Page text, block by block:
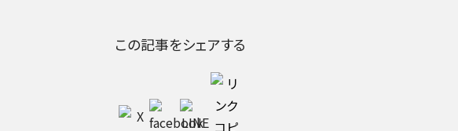
この記事をシェアする